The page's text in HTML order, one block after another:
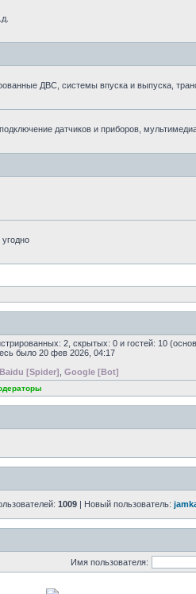
ДВС, системы впуска и выпуска,
датчиков и приборов, мультимедиа
2, скрытых: 0 и гостей: 10
было 20 фев 2026, 04:17
Baidu [Spider] Google [Bot]
1009 | Новый пользователь:
Имя пользователя: